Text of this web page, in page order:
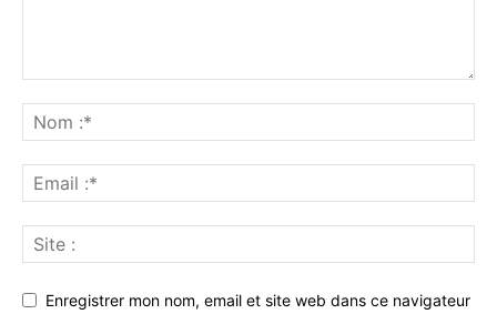
Enregistrer mon nom, email et site web dans ce navigateur